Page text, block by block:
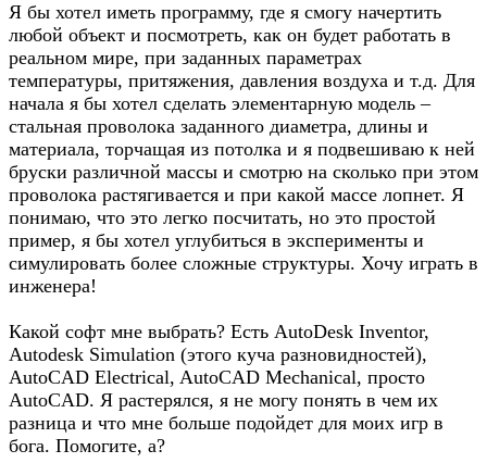
Я бы хотел иметь программу, где я смогу начертить
любой объект и посмотреть, как он будет работать в
реальном мире, при заданных параметрах
температуры, притяжения, давления воздуха и т.д. Для
начала я бы хотел сделать элементарную модель –
стальная проволока заданного диаметра, длины и
материала, торчащая из потолка и я подвешиваю к ней
бруски различной массы и смотрю на сколько при этом
проволока растягивается и при какой массе лопнет. Я
понимаю, что это легко посчитать, но это простой
пример, я бы хотел углубиться в эксперименты и
симулировать более сложные структуры. Хочу играть в
инженера!
Какой софт мне выбрать? Есть AutoDesk Inventor,
Autodesk Simulation (этого куча разновидностей),
AutoCAD Electrical, AutoCAD Mechanical, просто
AutoCAD. Я растерялся, я не могу понять в чем их
разница и что мне больше подойдет для моих игр в
бога. Помогите, а?